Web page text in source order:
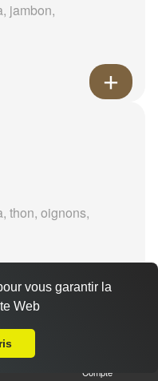
jambon,
thon, oignons,
Compte
vous garantir la
Web